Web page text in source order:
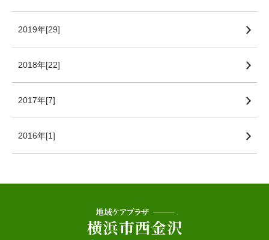
2019年[29]
2018年[22]
2017年[7]
2016年[1]